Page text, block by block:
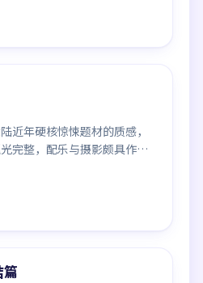
近年硬核惊悚题材的质感，
完整，配乐与摄影颇具作者
看的诚意之作。